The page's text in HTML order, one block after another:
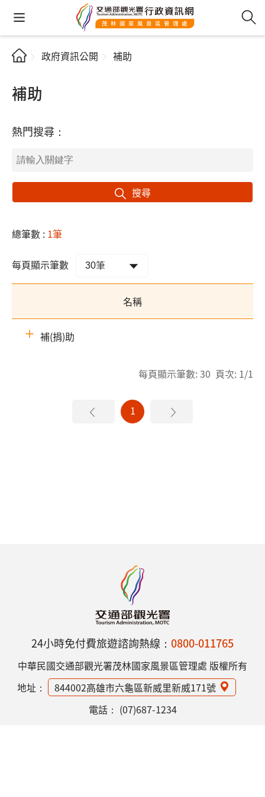
政府資訊公開 補助
補助
熱門搜尋：
搜尋
總筆數 : 1筆
每頁顯示筆數
名稱
補(捐)助
每頁顯示筆數: 30 頁次: 1/1
1
24小時免付費旅遊諮詢熱線： 0800-011765
中華民國交通部觀光署茂林國家風景區管理處 版權所有
地址：
844002高雄市六龜區新威里新威171號
電話： (07)687-1234